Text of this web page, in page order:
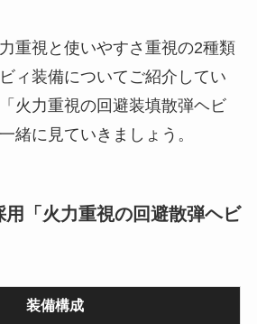
重視と使いやすさ重視の2種類
ィ装備についてご紹介してい
火力重視の回避装填散弾ヘビ
緒に見ていきましょう。
用「火力重視の回避散弾ヘビ
装備構成